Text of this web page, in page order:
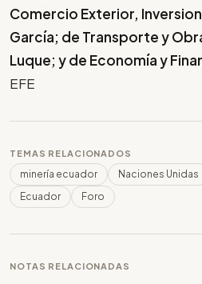
Comercio Exterior,
García; de Transporte y
Luque; y de Economía y
EFE
TEMAS RELACIONADOS
minería ecuador Naciones Unidas
Ecuador
Foro
NOTAS RELACIONADAS